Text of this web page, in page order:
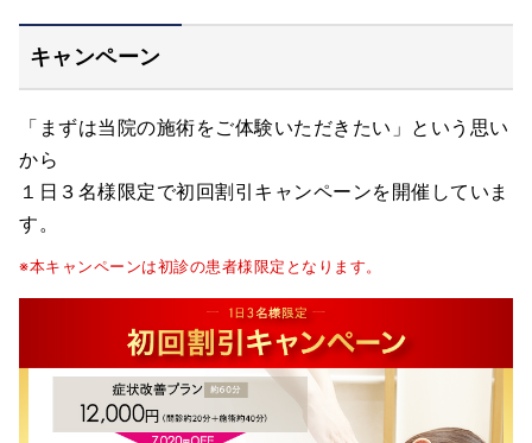
キャンペーン
「まずは当院の施術をご体験いただきたい」という思い
から
１日３名様限定で初回割引キャンペーンを開催していま
す。
※本キャンペーンは初診の患者様限定となります。